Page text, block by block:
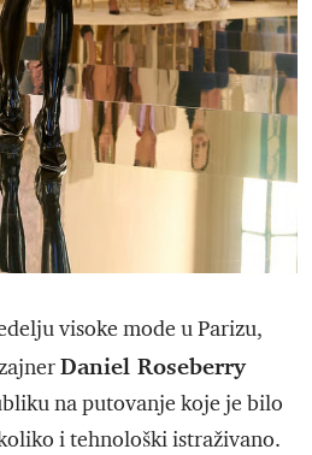
visoke mode u Parizu,
Daniel Roseberry
na putovanje koje je bilo
i tehnološki istraživano.